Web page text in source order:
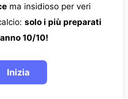
ma insidioso per veri
solo i più preparati
10/10!